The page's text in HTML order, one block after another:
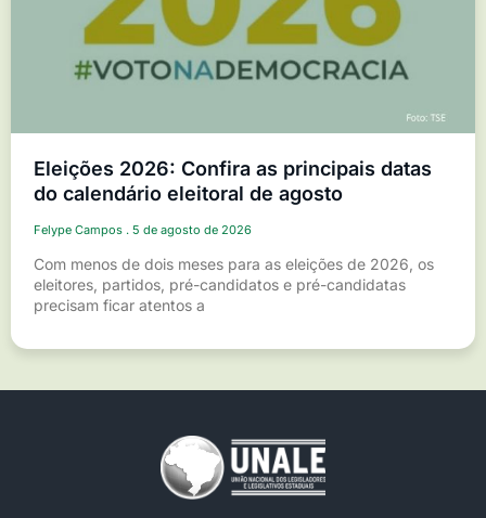
Eleições 2026: Confira as principais datas
do calendário eleitoral de agosto
Felype Campos 5 de agosto de 2026
Com menos de dois meses para as eleições de 2026, os
eleitores, partidos, pré-candidatos e pré-candidatas
precisam ficar atentos a